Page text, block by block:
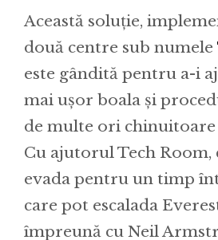
Această soluție,
două centre sub numele
este gândită pentru a-i
mai ușor boala și
de multe ori
Cu ajutorul Tech
evada pentru un timp
care pot escalada
împreună cu Neil